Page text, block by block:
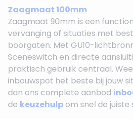
Zaagmaat 100mm
Zaagmaat 90mm is een
vervanging of situaties met
boorgaten. Met GU10-
Sceneswitch en directe
praktisch gebruik centraal.
inbouwspot het beste bij jouw
dan ons complete aanbod
de keuzehulpom snel de